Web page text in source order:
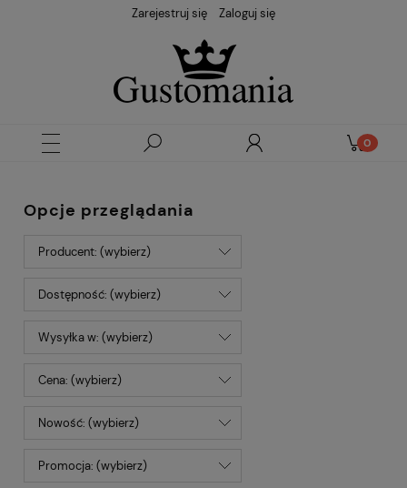
Zarejestruj się Zaloguj się
Opcje przeglądania
Producent: (wybierz)
Dostępność: (wybierz)
Wysyłka w: (wybierz)
Cena: (wybierz)
Nowość: (wybierz)
Promocja: (wybierz)